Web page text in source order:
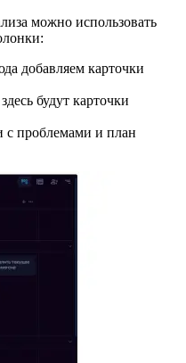
можно использовать
добавляем карточки
будут карточки
с проблемами и план